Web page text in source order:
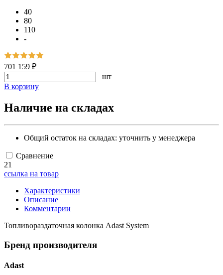
40
80
110
-
701 159 ₽
шт
В корзину
Наличие на складах
Общий остаток на складах: уточнить у менеджера
Сравнение
21
ссылка на товар
Характеристики
Описание
Комментарии
Топливораздаточная колонка Adast System
Бренд производителя
Adast